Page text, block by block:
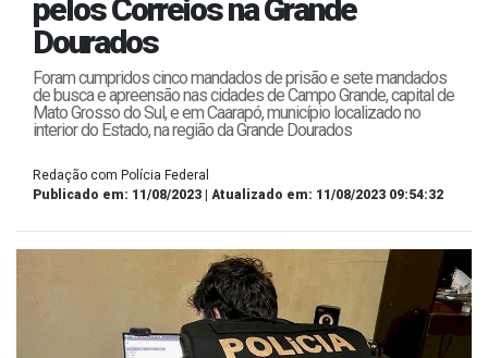
pelos Correios na Grande
Dourados
Foram cumpridos cinco mandados de prisão e sete mandados
de busca e apreensão nas cidades de Campo Grande, capital de
Mato Grosso do Sul, e em Caarapó, município localizado no
interior do Estado, na região da Grande Dourados
Redação com Polícia Federal
Publicado em: 11/08/2023 | Atualizado em: 11/08/2023 09:54:32